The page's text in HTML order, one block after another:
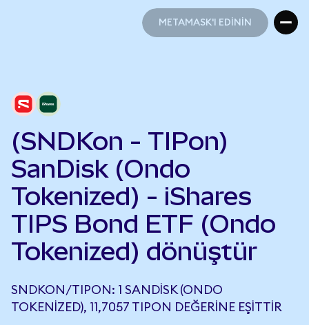
METAMASK'I EDİNİN
(SNDKon - TIPon)
SanDisk (Ondo
Tokenized) - iShares
TIPS Bond ETF (Ondo
Tokenized) dönüştür
SNDKON/TIPON: 1 SANDISK (ONDO
TOKENIZED), 11,7057 TIPON DEĞERINE EŞITTIR